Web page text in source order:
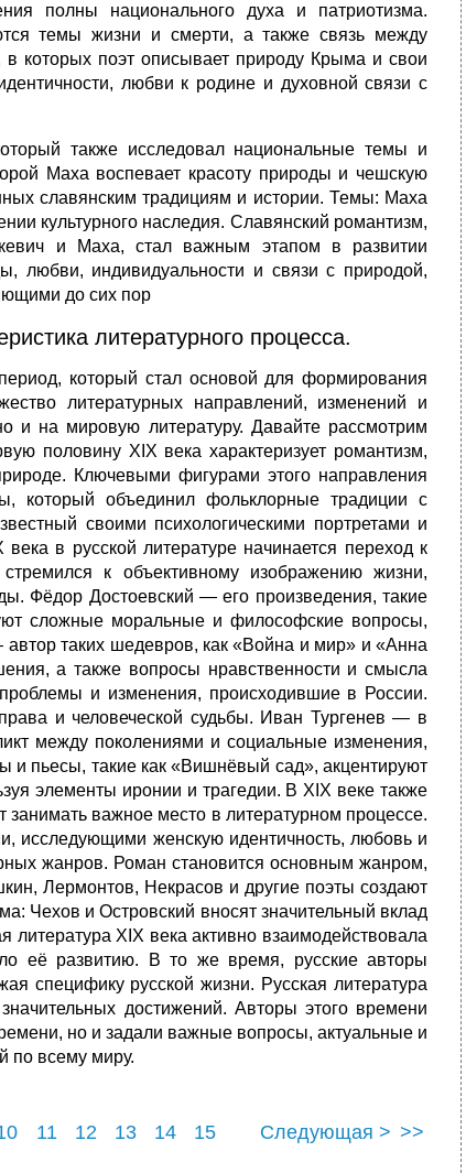
полны национального духа и патриотизма.
темы жизни и смерти, а также связь между
которых поэт описывает природу Крыма и свои
любви к родине и духовной связи с
также исследовал национальные темы и
Маха воспевает красоту природы и чешскую
славянским традициям и истории. Темы: Маха
культурного наследия. Славянский романтизм,
и Маха, стал важным этапом в развитии
любви, индивидуальности и связи с природой,
до сих пор
литературного процесса.
который стал основой для формирования
литературных направлений, изменений и
и на мировую литературу. Давайте рассмотрим
половину XIX века характеризует романтизм,
Ключевыми фигурами этого направления
который объединил фольклорные традиции с
своими психологическими портретами и
в русской литературе начинается переход к
к объективному изображению жизни,
Фёдор Достоевский — его произведения, такие
сложные моральные и философские вопросы,
таких шедевров, как «Война и мир» и «Анна
а также вопросы нравственности и смысла
и изменения, происходившие в России.
и человеческой судьбы. Иван Тургенев — в
между поколениями и социальные изменения,
и пьесы, такие как «Вишнёвый сад», акцентируют
элементы иронии и трагедии. В XIX веке также
важное место в литературном процессе.
исследующими женскую идентичность, любовь и
жанров. Роман становится основным жанром,
Лермонтов, Некрасов и другие поэты создают
Чехов и Островский вносят значительный вклад
литература XIX века активно взаимодействовала
её развитию. В то же время, русские авторы
специфику русской жизни. Русская литература
достижений. Авторы этого времени
но и задали важные вопросы, актуальные и
по всему миру.
11 12 13 14
15
Следующая > >>